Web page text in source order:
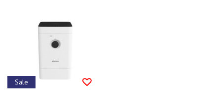
Sale